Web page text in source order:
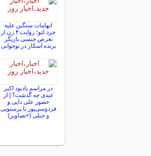
اتهامات سنگین علیه
جرد لتو؛ روایت ۴ زن از
تعرض جنسی بازیگر
برنده اسکار در نوجوانی
در مراسم یادبود اکبر
عبدی چه گذشت؟ | از
حضور علی دایی و
فردوسی‌پور تا پرستویی
و جبلی (+تصاویر)